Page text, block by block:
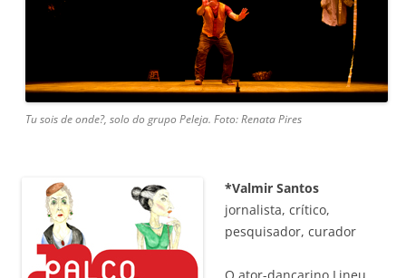
Tu sois de onde?, solo do grupo Peleja. Foto: Renata Pires
*Valmir Santos
jornalista, crítico,
pesquisador, curador